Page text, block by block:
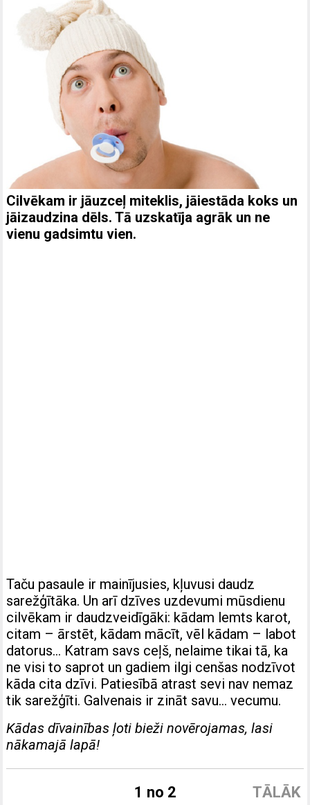
Cilvēkam ir jāuzceļ miteklis, jāiestāda koks un
jāizaudzina dēls. Tā uzskatīja agrāk un ne
vienu gadsimtu vien.
Taču pasaule ir mainījusies, kļuvusi daudz
sarežģītāka. Un arī dzīves uzdevumi mūsdienu
cilvēkam ir daudzveidīgāki: kādam lemts karot,
citam – ārstēt, kādam mācīt, vēl kādam – labot
datorus… Katram savs ceļš, nelaime tikai tā, ka
ne visi to saprot un gadiem ilgi cenšas nodzīvot
kāda cita dzīvi. Patiesībā atrast sevi nav nemaz
tik sarežģīti. Galvenais ir zināt savu… vecumu.
Kādas dīvainības ļoti bieži novērojamas, lasi
nākamajā lapā!
TĀLĀK
1 no 2